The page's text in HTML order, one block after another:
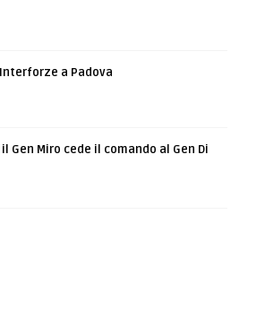
Interforze a Padova
Gen Miro cede il comando al Gen Di